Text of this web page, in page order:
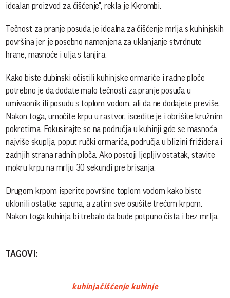
idealan proizvod za čišćenje", rekla je Kkrombi.
Tečnost za pranje posuđa je idealna za čišćenje mrlja s kuhinjskih
površina jer je posebno namenjena za uklanjanje stvrdnute
hrane, masnoće i ulja s tanjira.
Kako biste dubinski očistili kuhinjske ormariće i radne ploče
potrebno je da dodate malo tečnosti za pranje posuđa u
umivaonik ili posudu s toplom vodom, ali da ne dodajete previše.
Nakon toga, umočite krpu u rastvor, iscedite je i obrišite kružnim
pokretima. Fokusirajte se na područja u kuhinji gde se masnoća
najviše skuplja, poput ručki ormarića, područja u blizini frižidera i
zadnjih strana radnih ploča. Ako postoji ljepljiv ostatak, stavite
mokru krpu na mrlju 30 sekundi pre brisanja.
Drugom krpom isperite površine toplom vodom kako biste
uklonili ostatke sapuna, a zatim sve osušite trećom krpom.
Nakon toga kuhinja bi trebalo da bude potpuno čista i bez mrlja.
TAGOVI:
kuhinjačišćenje kuhinje